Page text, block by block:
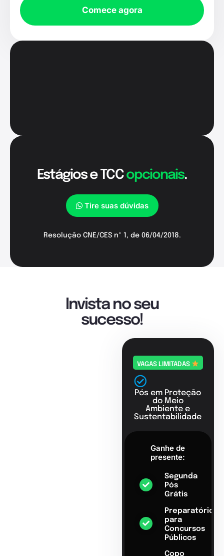
Comece agora
Estágios e TCCopcionais.
Tire suas dúvidas
Resolução CNE/CES nº 1, de 06/04/2018.
Invista no seu
sucesso!
VAGAS LIMITADAS
Pós em Proteção
do Meio
Ambiente e
Sustentabilidade
Ganhe de
presente:
Segunda
Pós
Grátis
Preparatório
para
Concursos
Públicos
Copo